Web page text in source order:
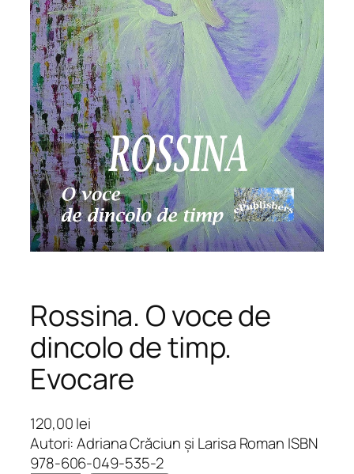
Rossina. O voce de
dincolo de timp.
Evocare
120,00lei
Autori: Adriana Crăciun și Larisa Roman ISBN
978-606-049-535-2